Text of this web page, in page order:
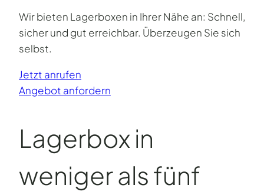
Wir bieten Lagerboxen in Ihrer Nähe an: Schnell,
sicher und gut erreichbar. Überzeugen Sie sich
selbst.
Jetzt anrufen
Angebot anfordern
Lagerbox in
weniger als fünf